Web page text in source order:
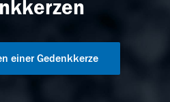
einer Gedenkkerze